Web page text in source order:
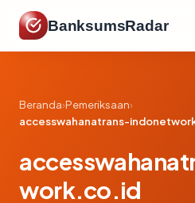
BanksumsRadar
Beranda›Pemeriksaan›
accesswahanatrans-
work.co.id